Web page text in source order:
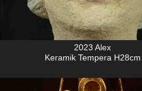
2023 Alex
Keramik Tempera H28cm